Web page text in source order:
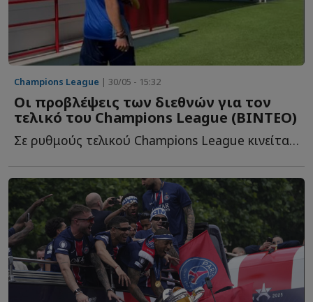
Champions League | 30/05 - 15:32
Οι προβλέψεις των διεθνών για τον
τελικό του Champions League (BINTEO)
Σε ρυθμούς τελικού Champions League κινείται ολόκληρος ο ποδοσφαιρικός π...